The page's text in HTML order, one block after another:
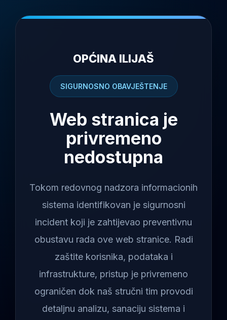
OPĆINA ILIJAŠ
SIGURNOSNO OBAVJEŠTENJE
Web stranica je
privremeno
nedostupna
Tokom redovnog nadzora informacionih
sistema identifikovan je sigurnosni
incident koji je zahtijevao preventivnu
obustavu rada ove web stranice. Radi
zaštite korisnika, podataka i
infrastrukture, pristup je privremeno
ograničen dok naš stručni tim provodi
detaljnu analizu, sanaciju sistema i